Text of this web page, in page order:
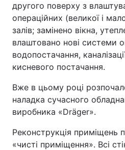
другого поверху з
операційних (великої і
залів; замінено вікна,
влаштовано нові системи
водопостачання,
кисневого постачання.
Вже в цьому році
наладка сучасного
виробника «Dräger».
Реконструкція приміщень
«чисті приміщення». Всі